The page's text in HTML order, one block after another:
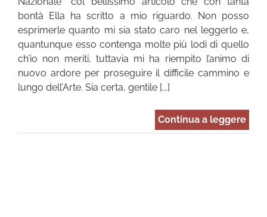
bontà Ella ha scritto a mio riguardo. Non posso
esprimerle quanto mi sia stato caro nel leggerlo e,
quantunque esso contenga molte più lodi di quello
ch’io non meriti, tuttavia mi ha riempito l’animo di
nuovo ardore per proseguire il difficile cammino e
lungo dell’Arte. Sia certa, gentile [...]
Continua a leggere